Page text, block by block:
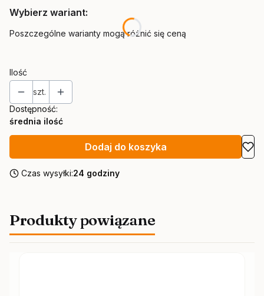
Wybierz wariant:
Poszczególne warianty mogą różnić się ceną
Ilość
szt.
Dostępność:
średnia ilość
Dodaj do koszyka
Czas wysyłki:24 godziny
Produkty powiązane